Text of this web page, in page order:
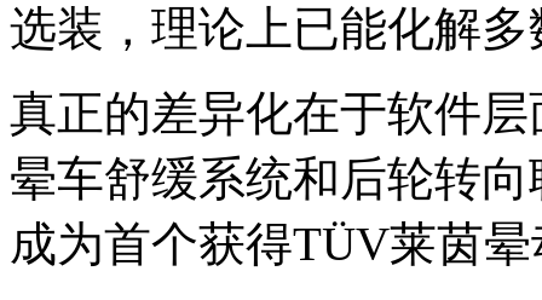
选装，理论上已能化解
真正的差异化在于软件
晕车舒缓系统和后轮转
成为首个获得TÜV莱茵